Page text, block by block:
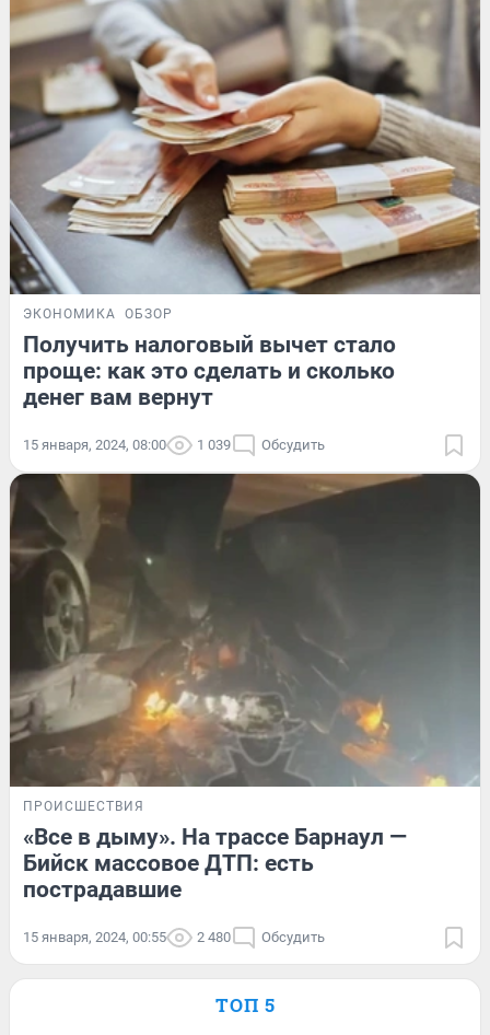
ЭКОНОМИКА ОБЗОР
Получить налоговый вычет стало
проще: как это сделать и сколько
денег вам вернут
15 января, 2024, 08:00 1 039 Обсудить
ПРОИСШЕСТВИЯ
«Все в дыму». На трассе Барнаул —
Бийск массовое ДТП: есть
пострадавшие
15 января, 2024, 00:55 2 480 Обсудить
ТОП 5